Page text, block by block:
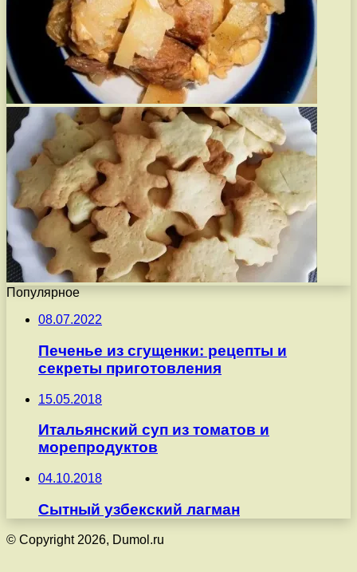
Популярное
08.07.2022
Печенье из сгущенки: рецепты и
секреты приготовления
15.05.2018
Итальянский суп из томатов и
морепродуктов
04.10.2018
Сытный узбекский лагман
© Copyright 2026, Dumol.ru